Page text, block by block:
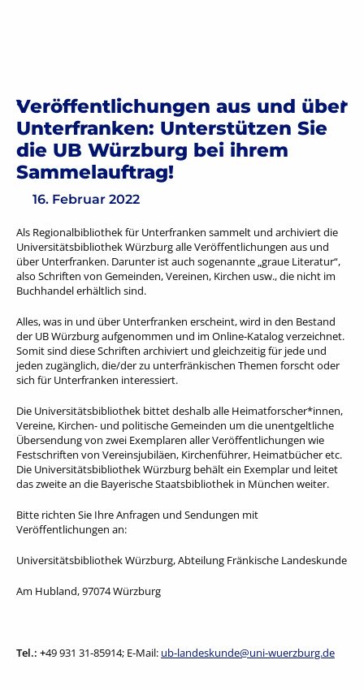
Beitragsnavigation
Vorheriger: Erinnern. Immer – Mit WhatsApp in die jüdische
Veröffentlichungen aus und über
Unterfranken: Unterstützen Sie
die UB Würzburg bei ihrem
Sammelauftrag!
16. Februar 2022
Als Regionalbibliothek für Unterfranken sammelt und archiviert die
Universitätsbibliothek Würzburg alle Veröffentlichungen aus und
über Unterfranken. Darunter ist auch sogenannte „graue Literatur“,
also Schriften von Gemeinden, Vereinen, Kirchen usw., die nicht im
Buchhandel erhältlich sind.
Alles, was in und über Unterfranken erscheint, wird in den Bestand
der UB Würzburg aufgenommen und im Online-Katalog verzeichnet.
Somit sind diese Schriften archiviert und gleichzeitig für jede und
jeden zugänglich, die/der zu unterfränkischen Themen forscht oder
sich für Unterfranken interessiert.
Die Universitätsbibliothek bittet deshalb alle Heimatforscher*innen,
Vereine, Kirchen- und politische Gemeinden um die unentgeltliche
Übersendung von zwei Exemplaren aller Veröffentlichungen wie
Festschriften von Vereinsjubiläen, Kirchenführer, Heimatbücher etc.
Die Universitätsbibliothek Würzburg behält ein Exemplar und leitet
das zweite an die Bayerische Staatsbibliothek in München weiter.
Bitte richten Sie Ihre Anfragen und Sendungen mit
Veröffentlichungen an:
Universitätsbibliothek Würzburg, Abteilung Fränkische Landeskunde
Am Hubland, 97074 Würzburg
Tel.: +49 931 31-85914; E-Mail: ub-landeskunde@uni-wuerzburg.de